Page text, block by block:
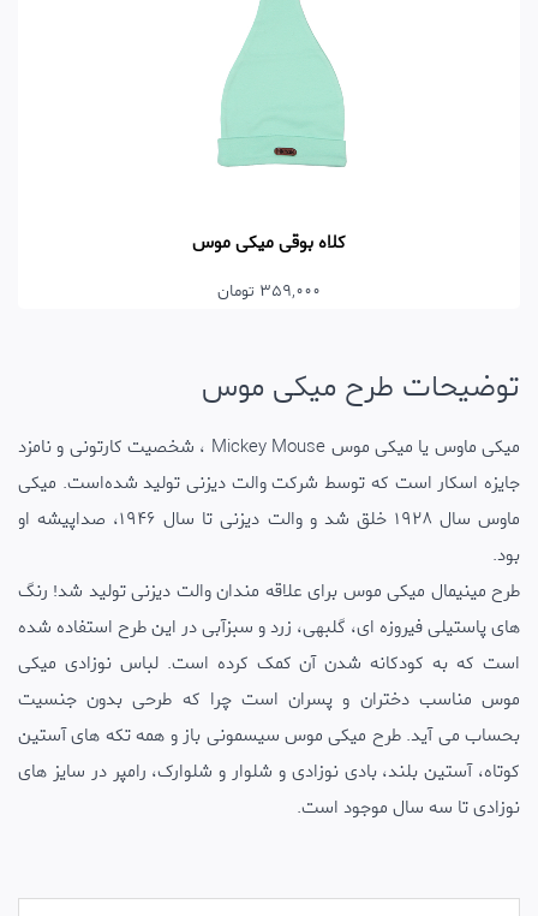
کلاه بوقی میکی موس
359,000 تومان
توضیحات طرح میکی موس
میکی ماوس یا میکی موس Mickey Mouse ، شخصیت کارتونی و نامزد
جایزه اسکار است که توسط شرکت والت دیزنی تولید شده‌است. میکی
ماوس سال ۱۹۲۸ خلق شد و والت دیزنی تا سال ۱۹۴۶، صداپیشه او
بود.
طرح مینیمال میکی موس برای علاقه مندان والت دیزنی تولید شد! رنگ
های پاستیلی فیروزه ای، گلبهی، زرد و سبزآبی در این طرح استفاده شده
است که به کودکانه شدن آن کمک کرده است. لباس نوزادی میکی
موس مناسب دختران و پسران است چرا که طرحی بدون جنسیت
بحساب می آید. طرح میکی موس سیسمونی باز و همه تکه های آستین
کوتاه، آستین بلند، بادی نوزادی و شلوار و شلوارک، رامپر در سایز های
نوزادی تا سه سال موجود است.